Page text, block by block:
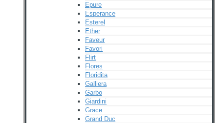
Epure
Esperance
Esterel
Ether
Faveur
Favori
Flirt
Flores
Floridita
Galliera
Garbo
Giardini
Grace
Grand Duc